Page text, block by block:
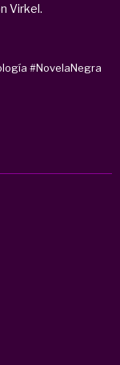
Virkel.
#NovelaNegra